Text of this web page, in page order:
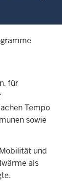
für
Tempo
sowie
und
als